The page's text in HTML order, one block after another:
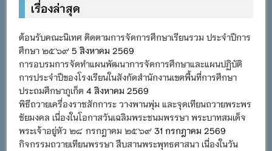
เรื่องล่าสุด
ต้อนรับคณะนิเทศ ติดตามการจัดการศึกษาเรียนรวม ประจำปีการ
ศึกษา ๒๕๖๙ 5 สิงหาคม 2569
การอบรมการจัดทำแผนพัฒนาการจัดการศึกษาและแผนปฏิบัติ
การประจำปีของโรงเรียนในสังกัดสำนักงานเขตพื้นที่การศึกษา
ประถมศึกษาภูเก็ต 4 สิงหาคม 2569
พิธีถวายเครื่องราชสักการะ วางพานพุ่ม และจุดเทียนถวายพระพร
ชัยมงคล เนื่องในโอกาสวันเฉลิมพระชนมพรรษา พระบาทสมเด็จ
พระเจ้าอยู่หัว ๒๘ กรกฎาคม ๒๕๖๙ 31 กรกฎาคม 2569
กิจกรรมถวายเทียนพรรษา สืบสานพระพุทธศาสนา เนื่องในวัน